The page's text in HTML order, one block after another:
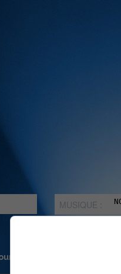
MUSIQUE :
ne rien manquer à